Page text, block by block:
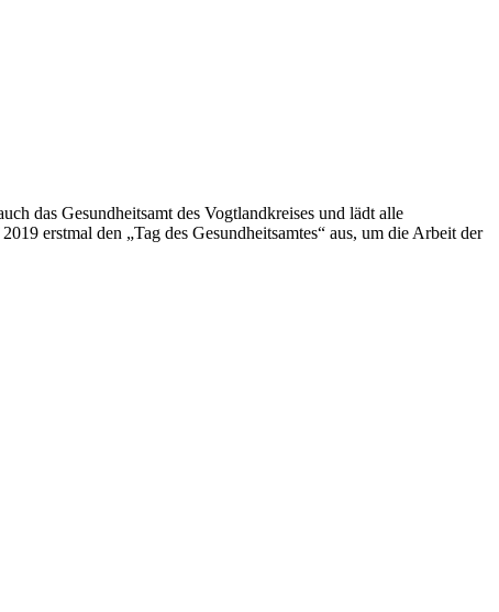
das Gesundheitsamt des Vogtlandkreises und lädt alle
erstmal den „Tag des Gesundheitsamtes“ aus, um die Arbeit der